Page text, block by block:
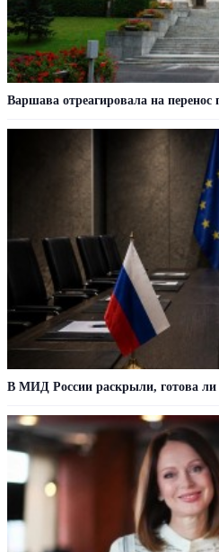
Варшава отреагировала на перенос
В МИД России раскрыли, готова ли